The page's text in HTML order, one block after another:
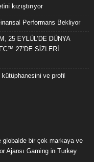
kızıştırıyor
Performans Bekliyor
25 EYLÜL’DE DÜNYA
27’DE SİZLERİ
ve profil
globalde bir çok markaya ve
Ajansı Gaming in Turkey